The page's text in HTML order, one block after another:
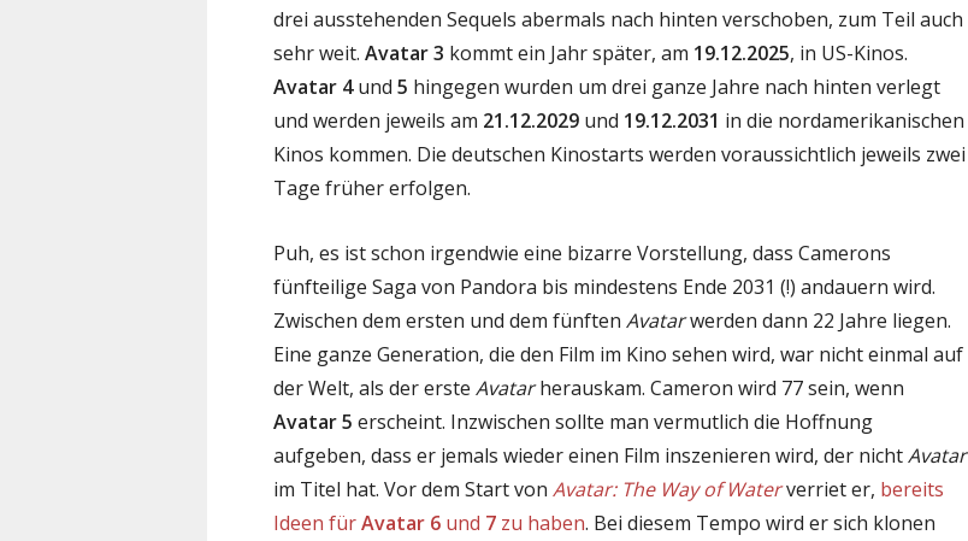
drei ausstehenden Sequels abermals nach hinten verschoben, zum Teil auch
sehr weit. Avatar 3 kommt ein Jahr später, am 19.12.2025, in US-Kinos.
Avatar 4und 5 hingegen wurden um drei ganze Jahre nach hinten verlegt
und werden jeweils am 21.12.2029 und 19.12.2031 in die nordamerikanischen
Kinos kommen. Die deutschen Kinostarts werden voraussichtlich jeweils zwei
Tage früher erfolgen.
Puh, es ist schon irgendwie eine bizarre Vorstellung, dass Camerons
fünfteilige Saga von Pandora bis mindestens Ende 2031 (!) andauern wird.
Zwischen dem ersten und dem fünften Avatarwerden dann 22 Jahre liegen.
Eine ganze Generation, die den Film im Kino sehen wird, war nicht einmal auf
der Welt, als der erste Avatarherauskam. Cameron wird 77 sein, wenn
Avatar 5 erscheint. Inzwischen sollte man vermutlich die Hoffnung
aufgeben, dass er jemals wieder einen Film inszenieren wird, der nichtAvatar
im Titel hat. Vor dem Start von Avatar: The Way of Waterverriet er, bereits
Ideen fürAvatar 6 und 7 zu haben. Bei diesem Tempo wird er sich klonen